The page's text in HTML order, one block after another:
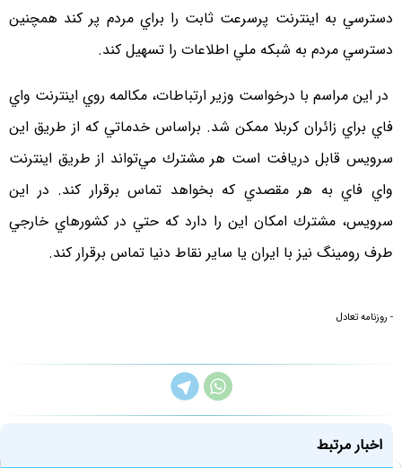
دسترسي به اينترنت پرسرعت ثابت را براي مردم پر كند همچنين
دسترسي مردم به شبكه ملي اطلاعات را تسهيل كند.
در اين مراسم با درخواست وزير ارتباطات، مكالمه روي اينترنت واي
فاي براي زائران كربلا ممكن شد. براساس خدماتي كه از طريق اين
سرويس قابل دريافت است هر مشترك مي‌تواند از طريق اينترنت
واي فاي به هر مقصدي كه بخواهد تماس برقرار كند. در اين
سرويس، مشترك امكان اين را دارد كه حتي در كشورهاي خارجي
طرف رومينگ نيز با ايران يا ساير نقاط دنيا تماس برقرار كند.
- روزنامه تعادل
اخبار مرتبط